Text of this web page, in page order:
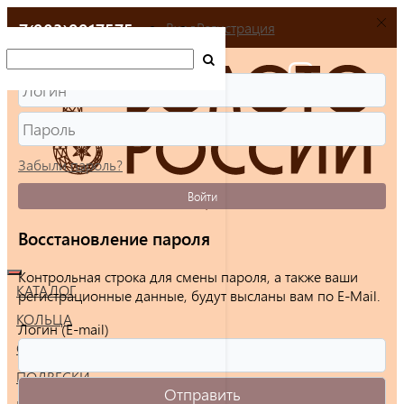
+7(903)9917575
КАТАЛОГ
КОЛЬЦА
СЕРЬГИ
ПОДВЕСКИ
ВходРегистрация
Забыли пароль?
Войти
Восстановление пароля
Контрольная строка для смены пароля, а также ваши
регистрационные данные, будут высланы вам по E-Mail.
Логин (E-mail)